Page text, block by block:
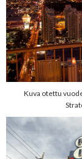
Kuva otettu